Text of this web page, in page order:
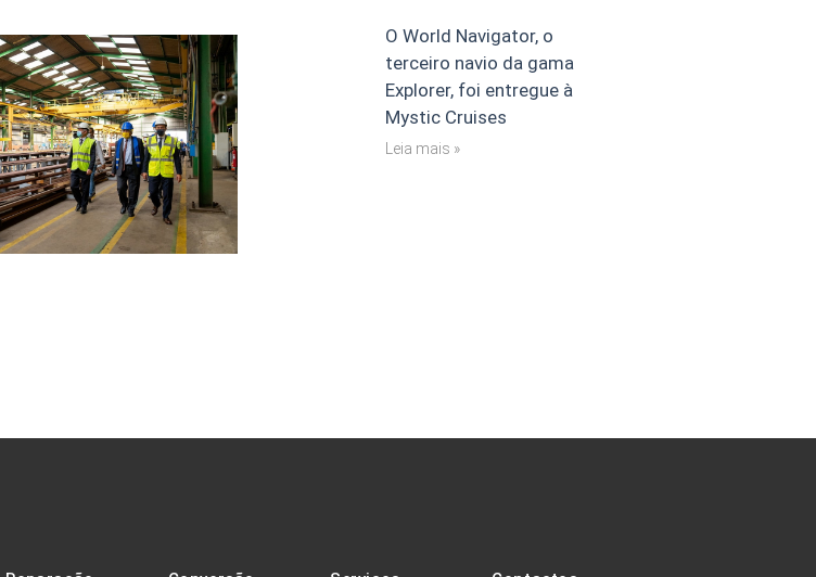
O World Navigator, o
terceiro navio da gama
Explorer, foi entregue à
Mystic Cruises
Leia mais »